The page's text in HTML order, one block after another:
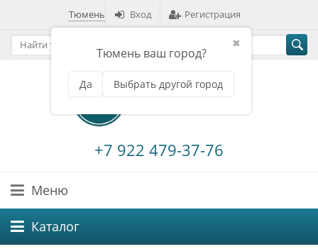
Тюмень
✖
Тюмень ваш город?
Да Выбрать другой город
Вход Регистрация
+7 922 479-37-76
Меню
Каталог